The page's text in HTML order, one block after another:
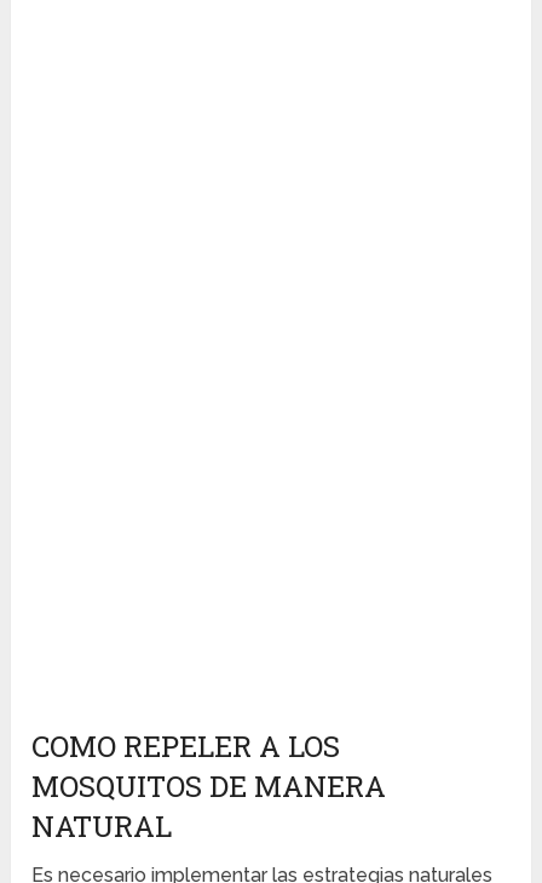
COMO REPELER A LOS
MOSQUITOS DE MANERA
NATURAL
Es necesario implementar las estrategias naturales